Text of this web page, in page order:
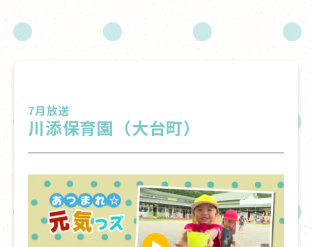
7月放送
川添保育園（大台町）